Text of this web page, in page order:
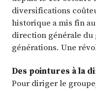
diversifications
historique a mis fin
direction générale
générations. Une
Des pointures à la
Pour diriger le